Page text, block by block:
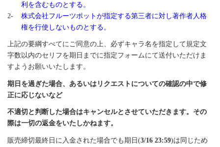
利を含むものとする。
株式会社フルーツポットが指定する第三者に対し著作者人格
権を行使しないものとする。
上記の要綱すべてにご同意の上、必ずキャラ名を指定して規定文
字数以内のセリフを期日までに指定フォームにて送付いただけま
すようお願いいたします。
期日を過ぎた場合、あるいはリクエストについての確認の中で修
正に応じないなど
不適切と判断した場合はキャンセルとさせていただきます。その
際は一切の返金をいたしかねます。
販売締切最終日に入金された場合でも期日(3/16 23:59)は同じため